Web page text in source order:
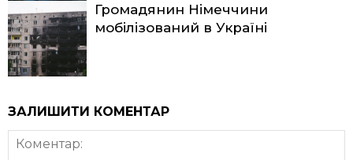
Громадянин Німеччини
мобілізований в Україні
ЗАЛИШИТИ КОМЕНТАР